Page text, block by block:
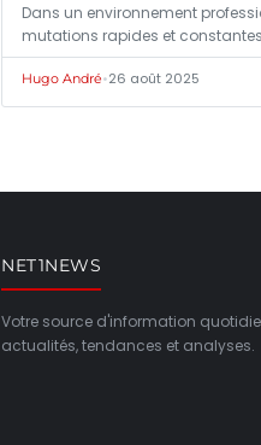
Dans un environnement
mutations rapides et
Hugo André•26 août 2025
NET1NEWS
Votre source d'information
actualités, tendances et analyses.